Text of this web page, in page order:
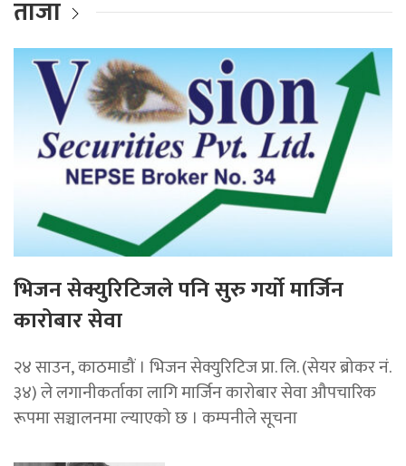
ताजा
भिजन सेक्युरिटिजले पनि सुरु गर्यो मार्जिन
कारोबार सेवा
२४ साउन, काठमाडौं । भिजन सेक्युरिटिज प्रा. लि. (सेयर ब्रोकर नं.
३४) ले लगानीकर्ताका लागि मार्जिन कारोबार सेवा औपचारिक
रूपमा सञ्चालनमा ल्याएको छ । कम्पनीले सूचना